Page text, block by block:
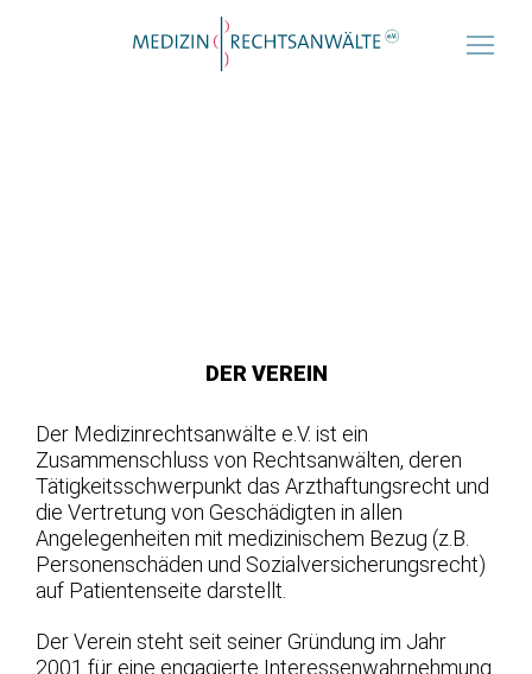
DER VEREIN
Der Medizinrechtsanwälte e.V. ist ein
Zusammenschluss von Rechtsanwälten, deren
Tätigkeitsschwerpunkt das Arzthaftungsrecht und
die Vertretung von Geschädigten in allen
Angelegenheiten mit medizinischem Bezug (z.B.
Personenschäden und Sozialversicherungsrecht)
auf Patientenseite darstellt.
Der Verein steht seit seiner Gründung im Jahr
2001 für eine engagierte Interessenwahrnehmung